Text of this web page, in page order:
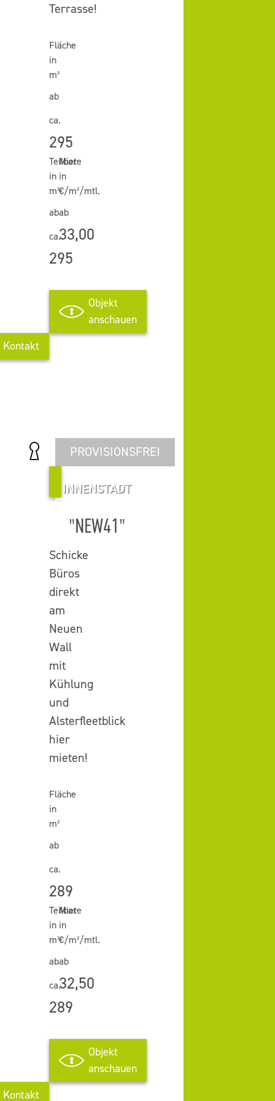
Terrasse!
Fläche
in
m²
ab
ca.
295
Teilbar
in
m²
ab
ca.
295
Miete
in
€/m²/mtl.
ab
33,00
Objekt
anschauen
Kontakt
PROVISIONSFREI
INNENSTADT
"NEW41"
Schicke
Büros
direkt
am
Neuen
Wall
mit
Kühlung
und
Alsterfleetblick
hier
mieten!
Fläche
in
m²
ab
ca.
289
Teilbar
in
m²
ab
ca.
289
Miete
in
€/m²/mtl.
ab
32,50
Objekt
anschauen
Kontakt